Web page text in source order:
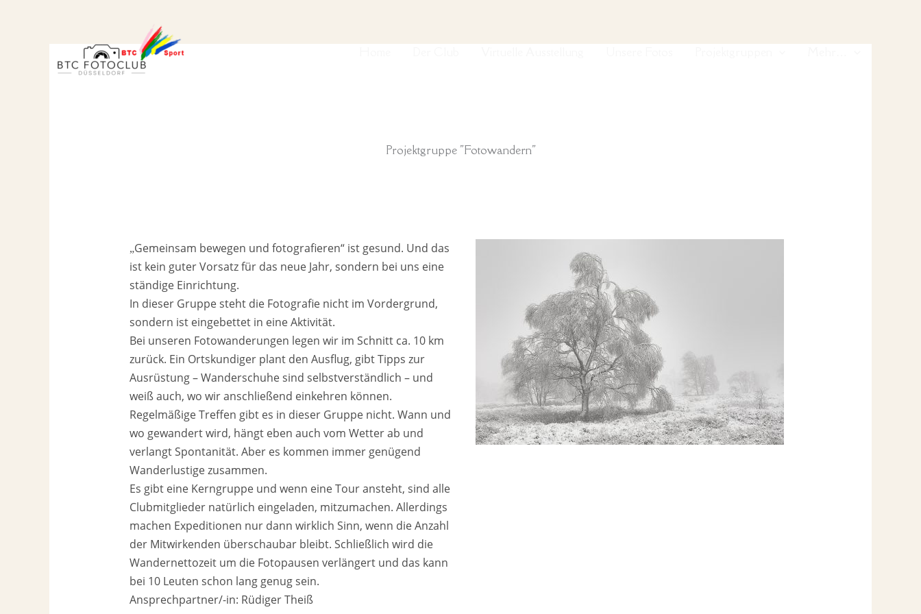
Projektgruppe "Fotowandern"
„Gemeinsam bewegen und fotografieren“ ist gesund. Und das
ist kein guter Vorsatz für das neue Jahr, sondern bei uns eine
ständige Einrichtung.
In dieser Gruppe steht die Fotografie nicht im Vordergrund,
sondern ist eingebettet in eine Aktivität.
Bei unseren Fotowanderungen legen wir im Schnitt ca. 10 km
zurück. Ein Ortskundiger plant den Ausflug, gibt Tipps zur
Ausrüstung – Wanderschuhe sind selbstverständlich – und
weiß auch, wo wir anschließend einkehren können.
Regelmäßige Treffen gibt es in dieser Gruppe nicht. Wann und
wo gewandert wird, hängt eben auch vom Wetter ab und
verlangt Spontanität. Aber es kommen immer genügend
Wanderlustige zusammen.
Es gibt eine Kerngruppe und wenn eine Tour ansteht, sind alle
Clubmitglieder natürlich eingeladen, mitzumachen. Allerdings
machen Expeditionen nur dann wirklich Sinn, wenn die Anzahl
der Mitwirkenden überschaubar bleibt. Schließlich wird die
Wandernettozeit um die Fotopausen verlängert und das kann
bei 10 Leuten schon lang genug sein.
Ansprechpartner/-in: Rüdiger Theiß